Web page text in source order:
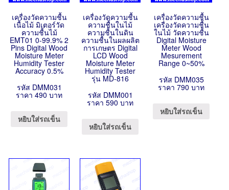
เครื่องวัดความชื้น
เนื้อไม้ มิเตอร์วัด
ความชื้นไม้
EMT01 0-99.9% 2
Pins Digital Wood
Moisture Meter
Humidity Tester
Accuracy 0.5%
รหัส DMM031
ราคา 490 บาท
หยิบใส่รถเข็น
เครื่องวัดความชื้น
ความชื้นในไม้
ความชื้นในดิน
ความชื้นในผลผลิต
การเกษตร Digital
LCD Wood
Moisture Meter
Humidity Tester
รุ่น MD-816
รหัส DMM001
ราคา 590 บาท
หยิบใส่รถเข็น
เครื่องวัดความชื้น
เครื่องวัดความชื้น
ในไม้ วัดความชื้น
Digital Moisture
Meter Wood
Mesurement
Range 0~50%
รหัส DMM035
ราคา 790 บาท
หยิบใส่รถเข็น